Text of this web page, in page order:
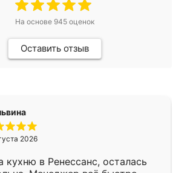
На основе 945оценок
Оставить отзыв
2026
кухню в Ренессанс, осталась